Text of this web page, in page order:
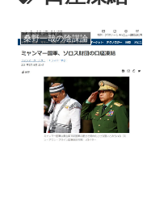
桑野一哉の陰謀論